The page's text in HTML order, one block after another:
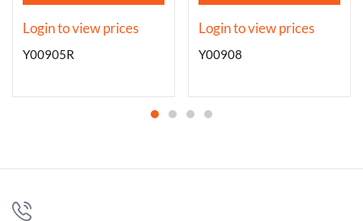
ΠΕΡΙΣΣΌΤΕΡΑ
Login to view prices
Y00905R
ΠΕΡΙΣΣΌΤΕΡΑ
Login to view prices
Y00908